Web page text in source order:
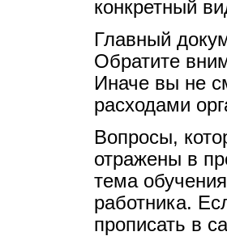
конкретный
Главный
Обратите
Иначе вы не
расходами
Вопросы,
отражены в
тема
работника.
прописать в